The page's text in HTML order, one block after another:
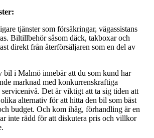
tjänster som försäkringar, vägassistans
Biltillbehör såsom däck, takboxar och
direkt från återförsäljaren som en del av
bil i Malmö innebär att du som kund har
marknad med konkurrenskraftiga
Det är viktigt att ta sig tiden att
alternativ för att hitta den bil som bäst
budget. Och kom ihåg, förhandling är en
inte rädd för att diskutera pris och villkor